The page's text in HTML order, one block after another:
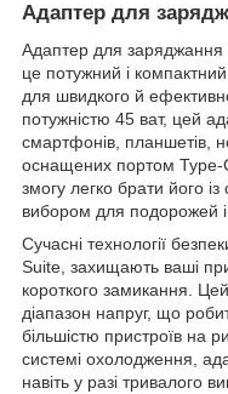
Адаптер для
Адаптер для
це потужний і
для швидкого й
потужністю 45 ват, цей
смартфонів, планшетів,
оснащених портом Type-
змогу легко брати його
вибором для подорожей
Сучасні технології
Suite, захищають ваші
короткого замикання.
діапазон напруг, що
більшістю пристроїв на
системі охолодження,
навіть у разі тривалого